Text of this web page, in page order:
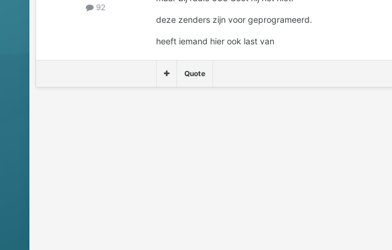
92
deze zenders zijn voor geprogrameerd.
heeft iemand hier ook last van
Quote